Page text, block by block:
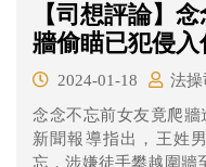
【司想評論】
牆偷瞄已犯侵入
2024-01-18
法操
念念不忘前女友竟爬牆
新聞報導指出，王姓
忘，涉嫌徒手攀越圍牆